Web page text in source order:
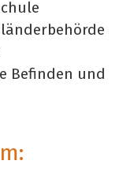
Befinden und